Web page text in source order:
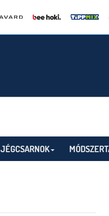
JÉGCSARNOK